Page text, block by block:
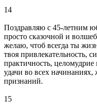
14
Поздравляю с 45-летним
просто сказочной и
желаю, чтоб всегда ты
твоя привлекательность,
практичность,
удачи во всех
признаний.
15